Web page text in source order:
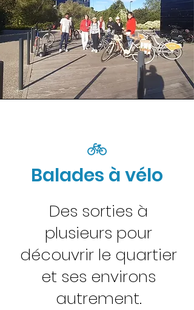
🚲
Balades à vélo
Des sorties à
plusieurs pour
découvrir le quartier
et ses environs
autrement.